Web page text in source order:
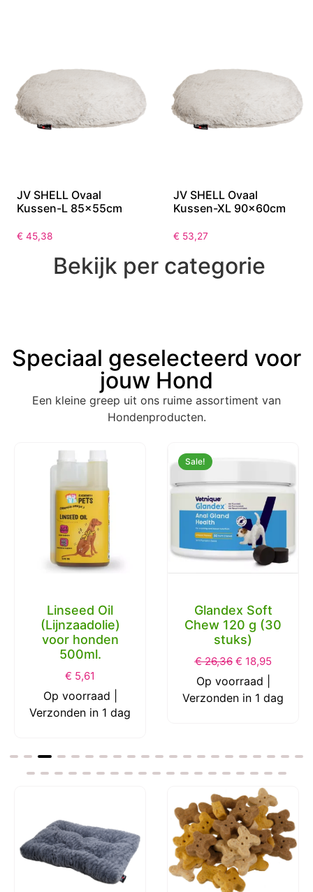
JV SHELL Ovaal
Kussen-L 85x55cm
€ 45,38
JV SHELL Ovaal
Kussen-XL 90x60cm
€ 53,27
Bekijk per categorie
Speciaal geselecteerd voor
jouw Hond
Een kleine greep uit ons ruime assortiment van
Hondenproducten.
Linseed Oil
(Lijnzaadolie)
voor honden
500ml.
€ 5,61
Op voorraad |
Verzonden in 1 dag
Sale!
Glandex Soft
Chew 120 g (30
stuks)
€26,36 € 18,95
Op voorraad |
Verzonden in 1 dag